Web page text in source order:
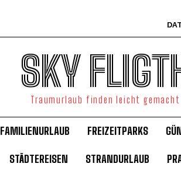
SKY
Traumurlaub finden leicht gemacht
FAMILIENURLAUB FREIZEITPARKS
STÄDTEREISEN STRANDURLAUB